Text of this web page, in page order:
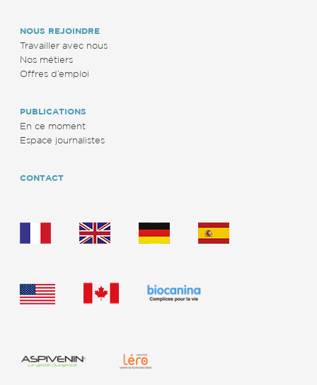
NOUS REJOINDRE
Travailler avec nous
Nos métiers
Offres d’emploi
PUBLICATIONS
En ce moment
Espace journalistes
CONTACT